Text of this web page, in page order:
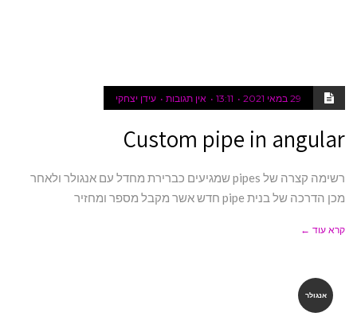
29 במאי 2021 13:11 אין תגובות עידן יצחקי
Custom pipe in angular
רשימה קצרה של pipes שמגיעים כברירת מחדל עם אנגולר ולאחר
מכן הדרכה של בנית pipe חדש אשר מקבל מספר ומחזיר
קרא עוד ←
אנגולר